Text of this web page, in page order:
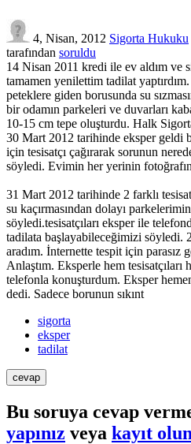
4, Nisan, 2012 Sigorta Hukuku
tarafından soruldu
14 Nisan 2011 kredi ile ev aldım ve
tamamen yenilettim tadilat
peteklere giden borusunda su
bir odamın parkeleri ve duvarları
10-15 cm tepe oluşturdu. Halk
30 Mart 2012 tarihinde eksper geldi
için tesisatçı çağırarak sorunun
söyledi. Evimin her yerinin
31 Mart 2012 tarihinde 2 farklı
su kaçırmasından dolayı
söyledi.tesisatçıları eksper ile
tadilata başlayabileceğimizi söyledi.
aradım. İnternette tespit için parasız
Anlaştım. Eksperle hem tesisatçıları
telefonla konuşturdum. Eksper
dedi. Sadece borunun sıkınt
sigorta
eksper
tadilat
Bu soruya cevap
yapınız veya kayıt